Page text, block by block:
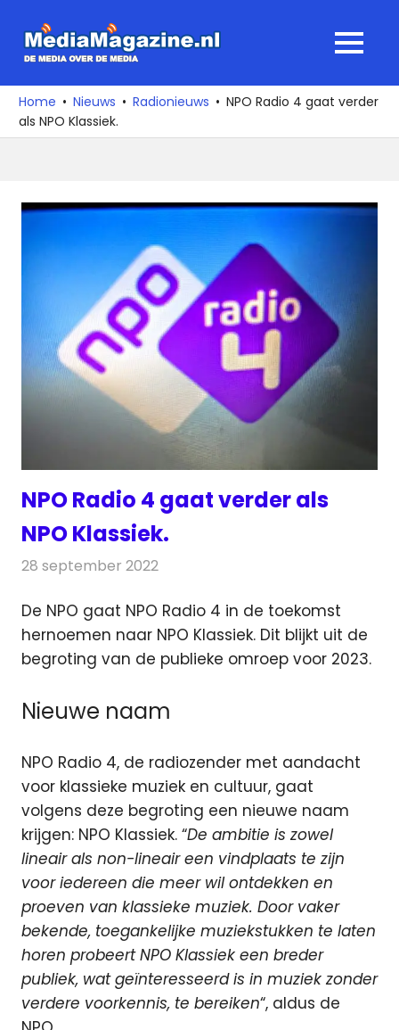
naar
media
over
de
MENU
Home Nieuws Radionieuws
NPO Radio 4 gaat verder
als NPO Klassiek.
NPO Radio 4 gaat verder als
NPO Klassiek.
28 september 2022
De NPO gaat NPO Radio 4 in de toekomst
hernoemen naar NPO Klassiek. Dit blijkt uit de
begroting van de publieke omroep voor 2023.
Nieuwe naam
NPO Radio 4, de radiozender met aandacht
voor klassieke muziek en cultuur, gaat
volgens deze begroting een nieuwe naam
krijgen: NPO Klassiek. “De ambitie is zowel
lineair als non-lineair een vindplaats te zijn
voor iedereen die meer wil ontdekken en
proeven van klassieke muziek. Door vaker
bekende, toegankelijke muziekstukken te laten
horen probeert NPO Klassiek een breder
publiek, wat geïnteresseerd is in muziek zonder
verdere voorkennis, te bereiken“, aldus de